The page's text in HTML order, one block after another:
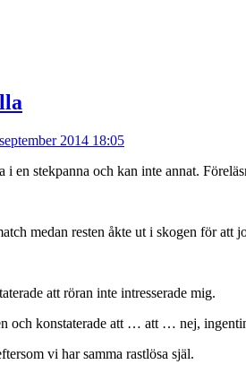
2014 18:05
en stekpanna och kan inte annat.
medan resten åkte ut i skogen för
att röran inte intresserade mig.
och konstaterade att … att … nej,
vi har samma rastlösa själ.